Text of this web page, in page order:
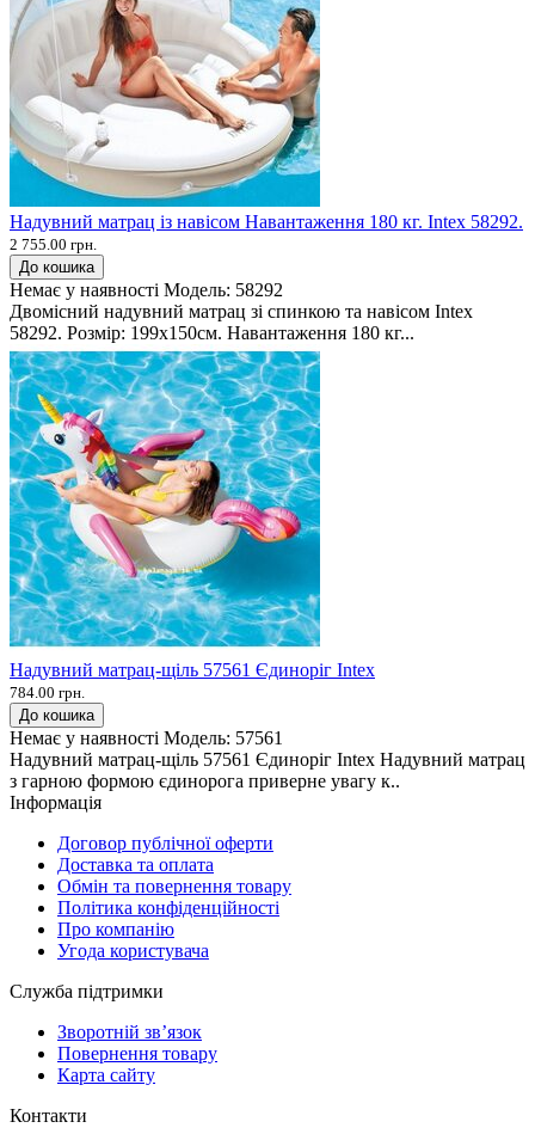
Надувний матрац із навісом Навантаження 180 кг. Intex 58292.
2 755.00 грн.
До кошика
Немає у наявності Модель: 58292
Двомісний надувний матрац зі спинкою та навісом Intex
58292. Розмір: 199х150см. Навантаження 180 кг...
Надувний матрац-щіль 57561 Єдиноріг Intex
784.00 грн.
До кошика
Немає у наявності Модель: 57561
Надувний матрац-щіль 57561 Єдиноріг Intex Надувний матрац
з гарною формою єдинорога приверне увагу к..
Інформація
Договор публічної оферти
Доставка та оплата
Обмін та повернення товару
Політика конфіденційності
Про компанію
Угода користувача
Служба підтримки
Зворотній зв’язок
Повернення товару
Карта сайту
Контакти